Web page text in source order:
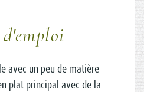
avec un peu de matière
plat principal avec de la